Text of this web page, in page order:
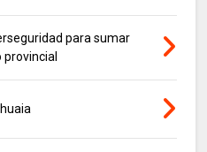
para sumar
provincial